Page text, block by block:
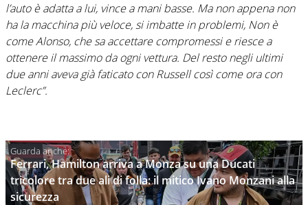
l’auto è adatta a lui, vince a mani basse. Ma non appena non
ha la macchina più veloce, si imbatte in problemi, Non è
come Alonso, che sa accettare compromessi e riesce a
ottenere il massimo da ogni vettura. Del resto negli ultimi
due anni aveva già faticato con Russell così come ora con
Leclerc”.
Ferrari, Hamilton arriva a Monza su una Ducati
tricolore tra due ali di folla: il mitico Ivano Monzani alla
sicurezza